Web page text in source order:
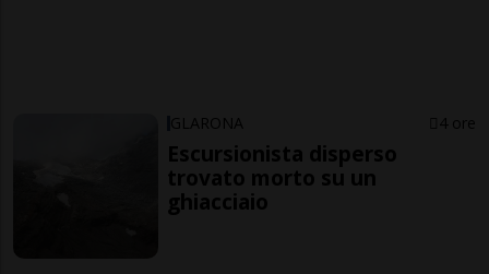
GLARONA 4 ore
Escursionista disperso
trovato morto su un
ghiacciaio